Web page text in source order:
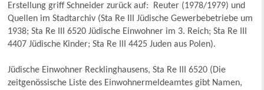
Erstellung griff Schneider zurück auf: Reuter (1978/1979) und
Quellen im Stadtarchiv (Sta Re III Jüdische Gewerbebetriebe um
1938; Sta Re III 6520 Jüdische Einwohner im 3. Reich; Sta Re III
4407 Jüdische Kinder; Sta Re III 4425 Juden aus Polen).
Jüdische Einwohner Recklinghausens, Sta Re III 6520 (Die
zeitgenössische Liste des Einwohnermeldeamtes gibt Namen,